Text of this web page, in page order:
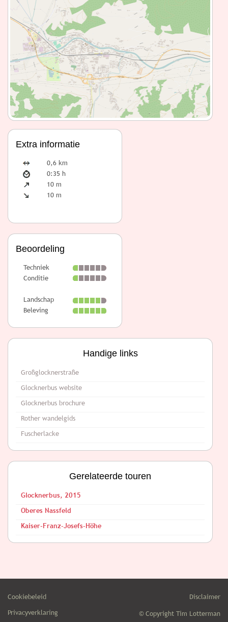
Extra informatie
0,6 km
0:35 h
10 m
10 m
Beoordeling
Techniek
Conditie
Landschap
Beleving
Handige links
Großglocknerstraße
Glocknerbus website
Glocknerbus brochure
Rother wandelgids
Fuscherlacke
Gerelateerde touren
Glocknerbus, 2015
Oberes Nassfeld
Kaiser-Franz-Josefs-Höhe
Cookiebeleid
Privacyverklaring © Copyright Tim Lotterman
Disclaimer